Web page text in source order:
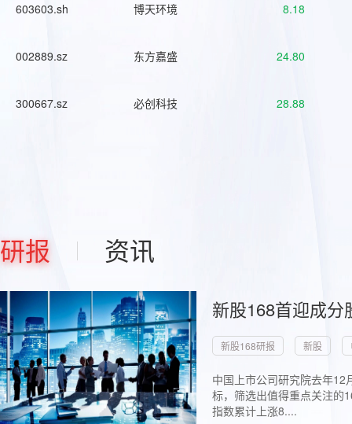
603603.sh 博天环境 8.18
002889.sz 东方嘉盛 24.80
300667.sz 必创科技 28.88
研报 资讯
新股168首迎成
新股168研报 新股
中国上市公司研究院去年
标，筛选出值得重点关注的
指数累计上涨8....